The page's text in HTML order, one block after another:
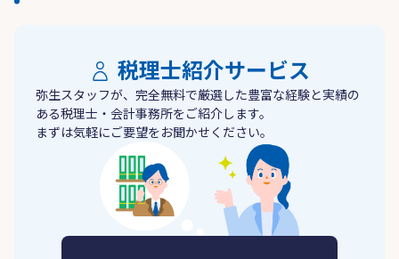
税理士紹介サービス
弥生スタッフが、完全無料で厳選した豊富な経験と実績の
ある税理士・会計事務所をご紹介します。
まずは気軽にご要望をお聞かせください。